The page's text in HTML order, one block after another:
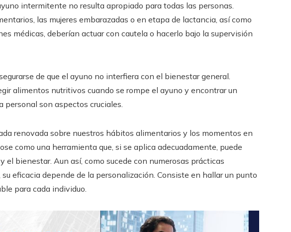
intermitente no resulta apropiado para todas las personas.
las mujeres embarazadas o en etapa de lactancia, así como
médicas, deberían actuar con cautela o hacerlo bajo la supervisión
de que el ayuno no interfiera con el bienestar general.
alimentos nutritivos cuando se rompe el ayuno y encontrar un
personal son aspectos cruciales.
renovada sobre nuestros hábitos alimentarios y los momentos en
como una herramienta que, si se aplica adecuadamente, puede
el bienestar. Aun así, como sucede con numerosas prácticas
eficacia depende de la personalización. Consiste en hallar un punto
para cada individuo.